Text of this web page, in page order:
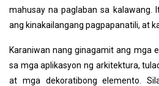
mahusay na paglaban sa kalawang.
ang kinakailangang pagpapanatili, at
Karaniwan nang ginagamit ang mga
sa mga aplikasyon ng arkitektura,
at mga dekoratibong elemento.